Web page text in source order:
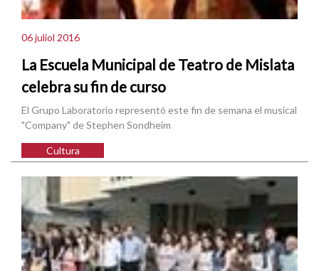
06 juliol 2016
La Escuela Municipal de Teatro de Mislata
celebra su fin de curso
El Grupo Laboratorio representó este fin de semana el musical
"Company" de Stephen Sondheim
Cultura